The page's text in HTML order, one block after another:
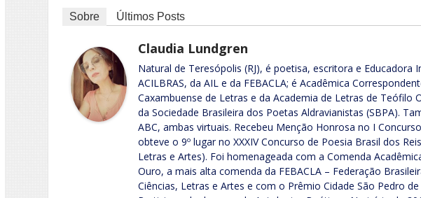
Sobre Últimos Posts
Claudia Lundgren
Natural de Teresópolis (RJ), é poetisa, escritora e Educadora
ACILBRAS, da AIL e da FEBACLA; é Acadêmica
Caxambuense de Letras e da Academia de Letras de Teófilo
da Sociedade Brasileira dos Poetas Aldravianistas (SBPA).
ABC, ambas virtuais. Recebeu Menção Honrosa no I
obteve o 9º lugar no XXXIV Concurso de Poesia Brasil dos
Letras e Artes). Foi homenageada com a Comenda
Ouro, a mais alta comenda da FEBACLA – Federação
Ciências, Letras e Artes e com o Prêmio Cidade São Pedro